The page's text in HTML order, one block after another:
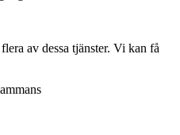
av dessa tjänster. Vi kan få